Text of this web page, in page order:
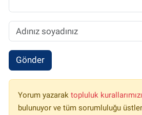
Gönder
Yorum yazarak topluluk kurallarımızı
bulunuyor ve tüm sorumluluğu